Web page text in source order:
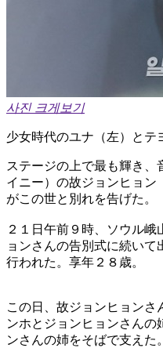
사진 크게보기
少女時代のユナ（左）とテ
ステージの上で最も輝き、
イニー）の故ジョンヒョン
がこの世と別れを告げた。
２１日午前９時、ソウル
ョンさんの告別式に続いて
行われた。享年２８歳。
この日、故ジョンヒョンさ
ンホとジョンヒョンさんの
ンさんの姉をそばで支え